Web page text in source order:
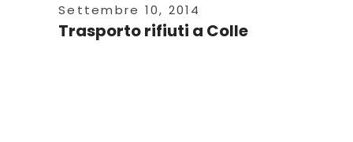
Settembre 10, 2014
Trasporto rifiuti a Colle